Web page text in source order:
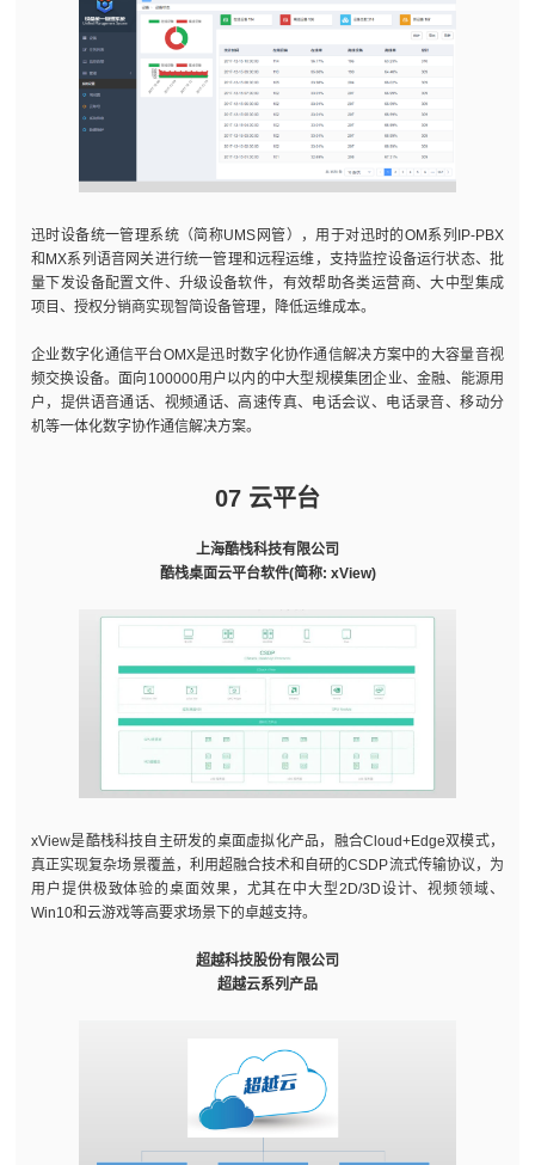
迅时设备统一管理系统（简称UMS网管），用于对迅时的OM系列IP-PBX
和MX系列语音网关进行统一管理和远程运维，支持监控设备运行状态、批
量下发设备配置文件、升级设备软件，有效帮助各类运营商、大中型集成
项目、授权分销商实现智简设备管理，降低运维成本。
企业数字化通信平台OMX是迅时数字化协作通信解决方案中的大容量音视
频交换设备。面向100000用户以内的中大型规模集团企业、金融、能源用
户，提供语音通话、视频通话、高速传真、电话会议、电话录音、移动分
机等一体化数字协作通信解决方案。
07 云平台
上海酷栈科技有限公司
酷栈桌面云平台软件(简称: xView)
xView是酷栈科技自主研发的桌面虚拟化产品，融合Cloud+Edge双模式，
真正实现复杂场景覆盖，利用超融合技术和自研的CSDP流式传输协议，为
用户提供极致体验的桌面效果，尤其在中大型2D/3D设计、视频领域、
Win10和云游戏等高要求场景下的卓越支持。
超越科技股份有限公司
超越云系列产品